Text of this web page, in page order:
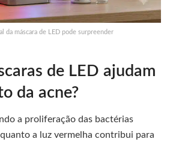
da máscara de LED pode surpreender
de LED ajudam
da acne?
a proliferação das bactérias
a luz vermelha contribui para